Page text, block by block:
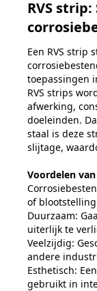
RVS
Een RVS strip
toepassingen
RVS strips
afwerking,
doeleinden.
staal is deze
slijtage,
Voordelen van
of
Duurzaam:
uiterlijk te
Veelzijdig:
andere
Esthetisch:
gebruikt in